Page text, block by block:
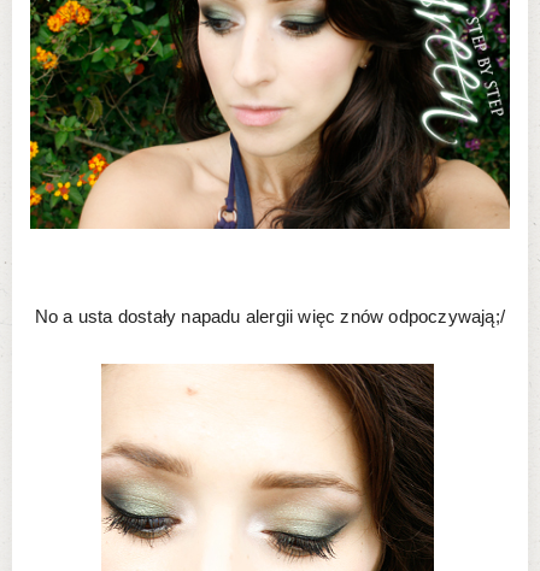
No a usta dostały napadu alergii więc znów odpoczywają;/